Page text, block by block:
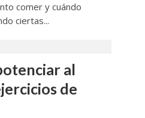
comer y cuándo
ciertas...
al
de